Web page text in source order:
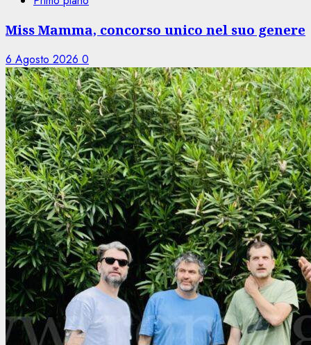
Miss Mamma, concorso unico nel suo genere
6 Agosto 2026 0